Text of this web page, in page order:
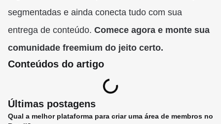
segmentadas e ainda conecta tudo com sua
entrega de conteúdo. Comece agora e monte sua
comunidade freemium do jeito certo.
Conteúdos do artigo
Últimas postagens
Qual a melhor plataforma para criar uma área de membros no